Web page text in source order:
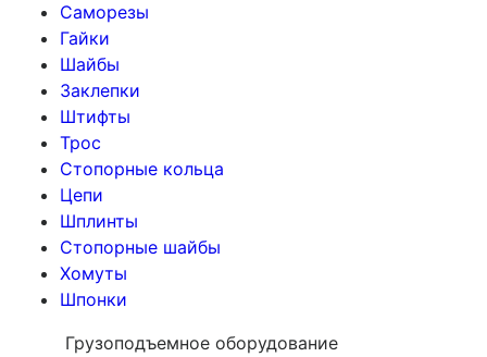
Саморезы
Гайки
Шайбы
Заклепки
Штифты
Трос
Стопорные кольца
Цепи
Шплинты
Стопорные шайбы
Хомуты
Шпонки
Грузоподъемное оборудование